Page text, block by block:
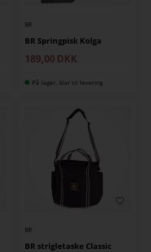
BR
BR Springpisk Kolga
189,00 DKK
På lager, klar til levering
BR
BR strigletaske Classic